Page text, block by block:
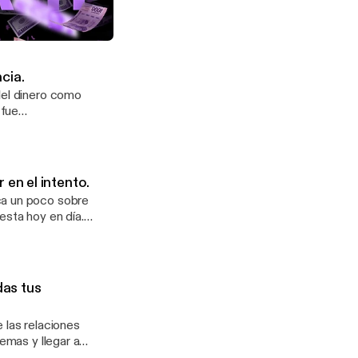
del libro
a perder el
Por
lo que tu
gusto con tu
dinero como
crecer
en el intento.
un poco sobre
hoy en día.
la
tus
las relaciones
y llegar a